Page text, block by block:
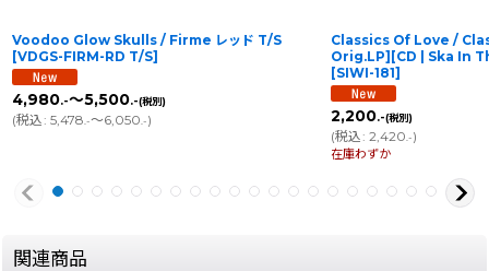
Voodoo Glow Skulls / Firme レッド T/S
[VDGS-FIRM-RD T/S]
4,980.-～5,500.-(税別)
(税込: 5,478 .-～6,050 .-)
Classics Of Love /
Orig.LP][CD | Ska In
[SIWI-181]
2,200.-(税別)
(税込: 2,420 .-)
在庫わずか
関連商品